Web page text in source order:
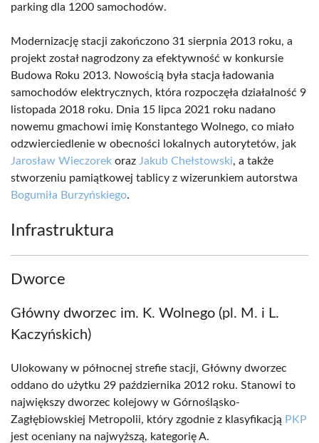
parking dla 1200 samochodów.
Modernizację stacji zakończono 31 sierpnia 2013 roku, a
projekt został nagrodzony za efektywność w konkursie
Budowa Roku 2013. Nowością była stacja ładowania
samochodów elektrycznych, która rozpoczęła działalność 9
listopada 2018 roku. Dnia 15 lipca 2021 roku nadano
nowemu gmachowi imię Konstantego Wolnego, co miało
odzwierciedlenie w obecności lokalnych autorytetów, jak
Jarosław Wieczorek oraz Jakub Chełstowski, a także
stworzeniu pamiątkowej tablicy z wizerunkiem autorstwa
Bogumiła Burzyńskiego.
Infrastruktura
Dworce
Główny dworzec im. K. Wolnego (pl. M. i L.
Kaczyńskich)
Ulokowany w północnej strefie stacji, Główny dworzec
oddano do użytku 29 października 2012 roku. Stanowi to
największy dworzec kolejowy w Górnośląsko-
Zagłębiowskiej Metropolii, który zgodnie z klasyfikacją PKP
jest oceniany na najwyższą, kategorię A.